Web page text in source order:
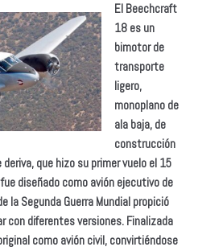
El Beechcraft
18 es un
bimotor de
transporte
ligero,
monoplano de
ala baja, de
construcción
que hizo su primer vuelo el 15
diseñado como avión ejecutivo de
la Segunda Guerra Mundial propició
con diferentes versiones. Finalizada
como avión civil, convirtiéndose